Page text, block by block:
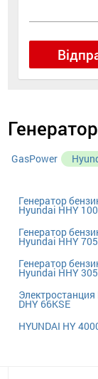
GasPower
Генератор
Hyundai HHY
Генератор
Hyundai HHY
Генератор
Hyundai HHY
Электростанция
DHY 66KSE
HYUNDAI HY